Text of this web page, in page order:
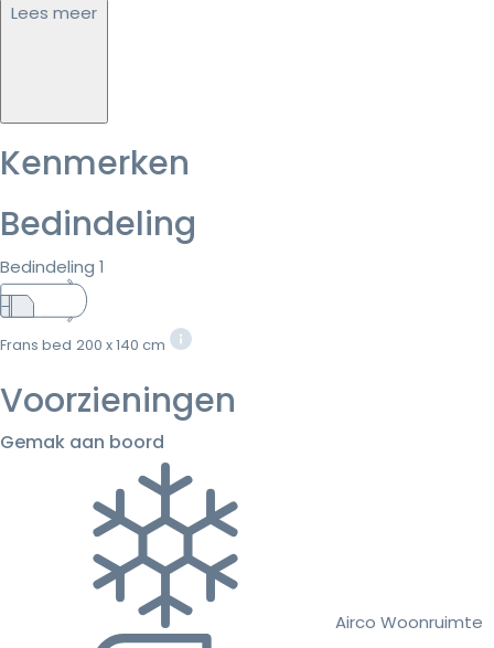
Lees meer
Kenmerken
Bedindeling
Bedindeling 1
Frans bed 200 x 140 cm
Voorzieningen
Gemak aan boord
Airco Woonruimte